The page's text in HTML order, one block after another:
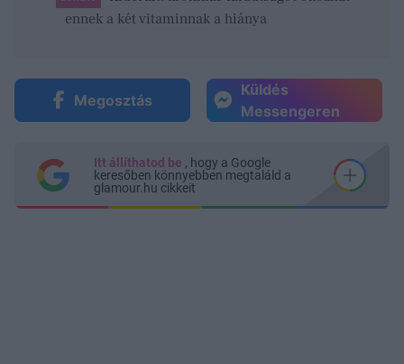
ennek a két vitaminnak a hiánya
Megosztás
Küldés
Messengeren
Itt állíthatod be , hogy a Google
keresőben könnyebben megtaláld a
glamour.hu cikkeit